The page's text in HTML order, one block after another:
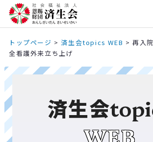
トップページ > 済生会topics WEB > 再入
全看護外来立ち上げ
済生会
WEB